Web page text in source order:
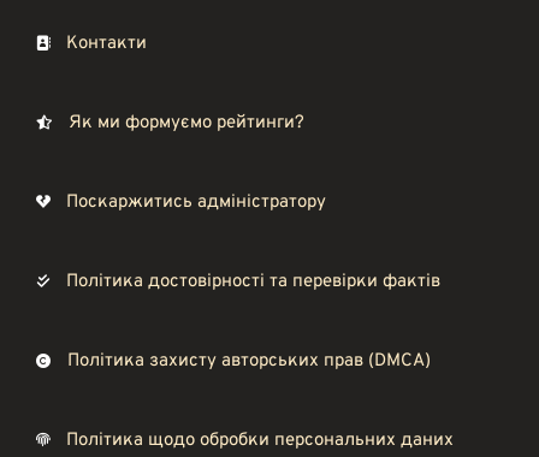
Контакти
Як ми формуємо рейтинги?
Поскаржитись адміністратору
Політика достовірності та перевірки фактів
Політика захисту авторських прав (DMCA)
Політика щодо обробки персональних даних